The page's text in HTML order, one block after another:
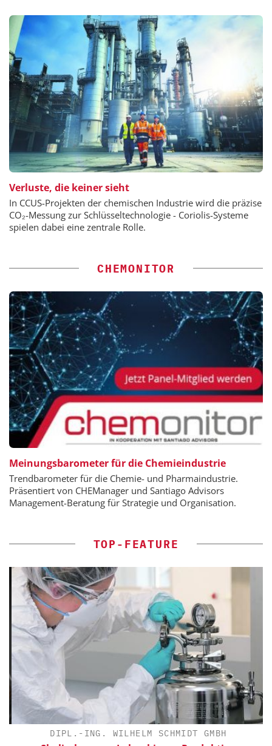
Verluste, die keiner sieht
In CCUS-Projekten der chemischen Industrie wird die präzise
CO₂-Messung zur Schlüsseltechnologie - Coriolis-Systeme
spielen dabei eine zentrale Rolle.
CHEMONITOR
Meinungsbarometer für die Chemieindustrie
Trendbarometer für die Chemie- und Pharmaindustrie.
Präsentiert von CHEManager und Santiago Advisors
Management-Beratung für Strategie und Organisation.
TOP-FEATURE
DIPL.-ING. WILHELM SCHMIDT GMBH